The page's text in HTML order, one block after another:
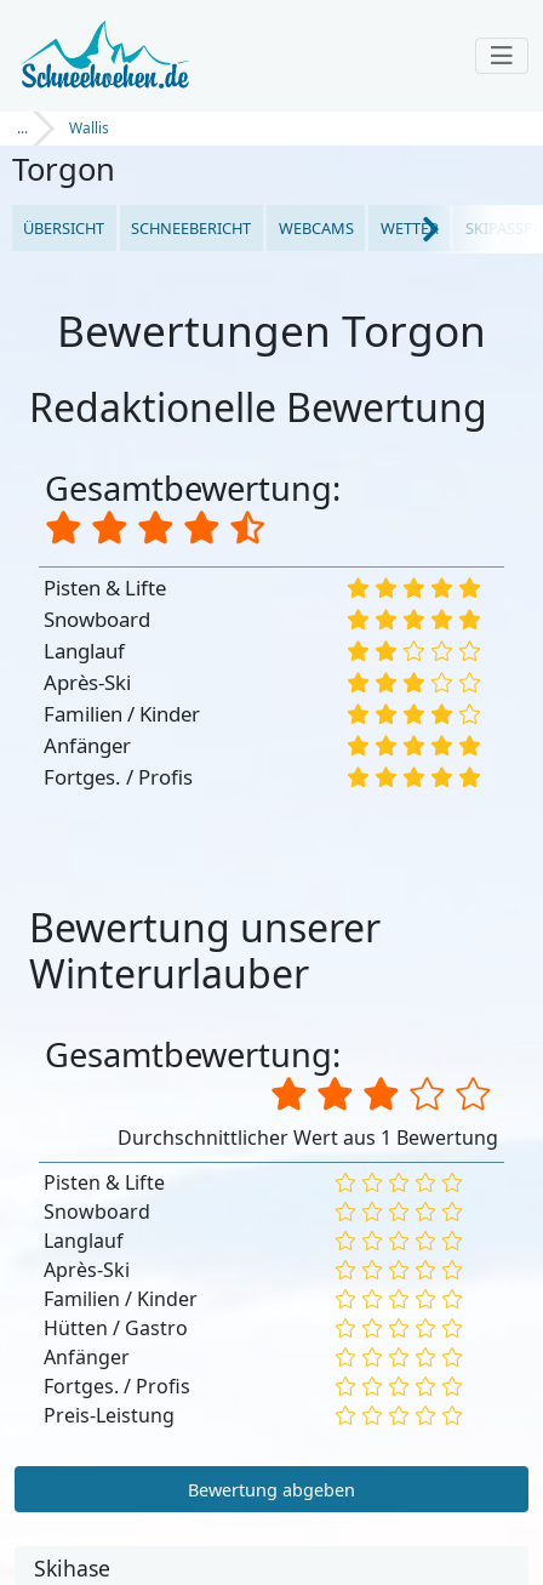
... Wallis
Torgon
ÜBERSICHT SCHNEEBERICHT WEBCAMS WETTER
Bewertungen Torgon
Redaktionelle Bewertung
Gesamtbewertung:
Pisten & Lifte
Snowboard
Langlauf
Après-Ski
Familien / Kinder
Anfänger
Fortges. / Profis
Bewertung unserer
Winterurlauber
Gesamtbewertung:
Durchschnittlicher Wert aus 1 Bewertung
Pisten & Lifte
Snowboard
Langlauf
Après-Ski
Familien / Kinder
Hütten / Gastro
Anfänger
Fortges. / Profis
Preis-Leistung
Bewertung abgeben
Skihase